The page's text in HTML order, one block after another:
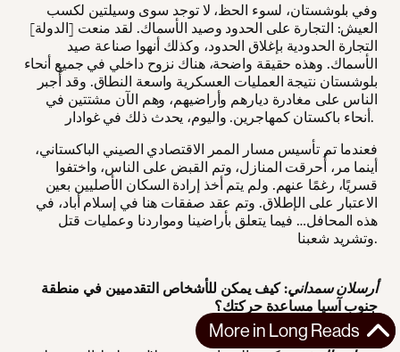
وفي بلوشستان، لسوء الحظ، لا توجد سوى وسيلتين لكسب
العيش: التجارة على الحدود وصيد الأسماك. لقد منعت [الدولة]
التجارة الحدودية بإغلاق الحدود، وكذلك أنهوا صناعة صيد
الأسماك. وهذه حقيقة واضحة، هناك نزوح داخلي في جميع أنحاء
بلوشستان نتيجة العمليات العسكرية واسعة النطاق. وقد أُجبر
الناس على مغادرة ديارهم وأراضيهم، وهم الآن مشتتين في
أنحاء باكستان كمهاجرين. واليوم، يحدث ذلك في غوادار.
فعندما تم تأسيس مسار الممر الاقتصادي الصيني الباكستاني،
أينما مر، أُحرقت المنازل، وتم القبض على الناس، واختفوا
قسريًا، رغمًا عنهم. ولم يتم أخذ إرادة السكان الأصليين بعين
الاعتبار على الإطلاق. وتم عقد صفقات هنا في إسلام أباد، في
هذه المحافل… فيما يتعلق بأراضينا ومواردنا وعمليات قتل
وتشريد شعبنا.
أرسلان سمداني: كيف يمكن للأشخاص التقدميين في منطقة
جنوب آسيا مساعدة حركتك؟
More in Long Reads